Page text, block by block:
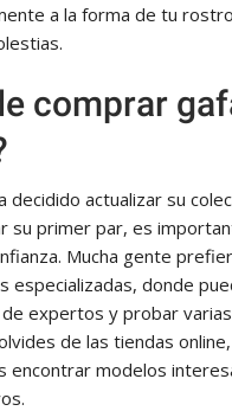
a la forma de tu
comprar
decidido actualizar su
su primer par, es
Mucha gente
especializadas, donde
expertos y probar
de las tiendas
encontrar modelos